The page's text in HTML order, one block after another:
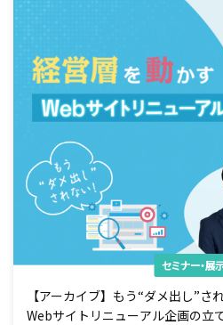
セミナー・展
【アーカイブ】もう“ダメ出し”さ
Webサイトリニューアル企画の立